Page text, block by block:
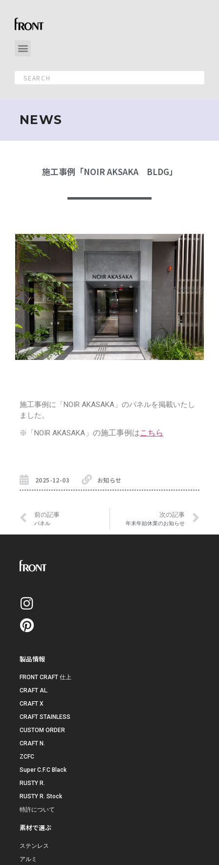
NEWS
施工事例「NOIR AKSAKA BLDG」
施工事例に「NOIR AKASAKA」のパネルを掲載いたし
ました。
※「NOIR AKASAKA 」の施工事例はこちら
2025-12-03 お知らせ
前の記事
パネル
次の記事
年末年始休業のお知らせ
製品情報
FRONT CRAFT 仕上
CRAFT AL.
CRAFT X
CRAFT STAINLESS
CUSTOM ORDER
CRAFT N.
ZCFC
Super C.F.C Black
RUSTY R.
RUSTY R. Stock
特許について
素材で選ぶ
ステンレス
アルミ